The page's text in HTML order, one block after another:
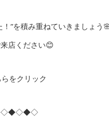
”を積み重ねていきましょう
店ください😊
らをクリック